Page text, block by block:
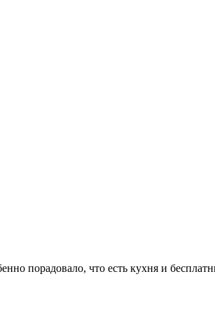
порадовало, что есть кухня и